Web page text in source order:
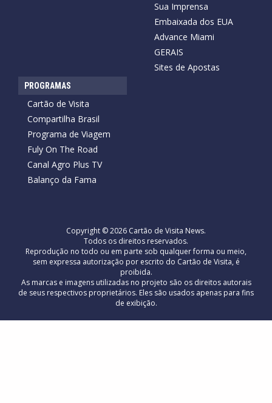
Sua Imprensa
Embaixada dos EUA
Advance Miami
GERAIS
Sites de Apostas
PROGRAMAS
Cartão de Visita
Compartilha Brasil
Programa de Viagem
Fuly On The Road
Canal Agro Plus TV
Balanço da Fama
Copyright © 2026 Cartão de Visita News.
Todos os direitos reservados.
Reprodução no todo ou em parte sob qualquer forma ou meio,
sem expressa autorização por escrito do Cartão de Visita, é
proibida.
As marcas e imagens utilizadas no projeto são os direitos autorais
de seus respectivos proprietários. Eles são usados ​​apenas para fins
de exibição.